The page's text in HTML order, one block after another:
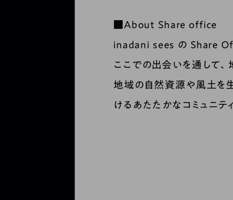
■About Share office
inadani sees の Share
ここでの出会いを通して、
地域の自然資源や風土を
けるあたたかなコミュニテ